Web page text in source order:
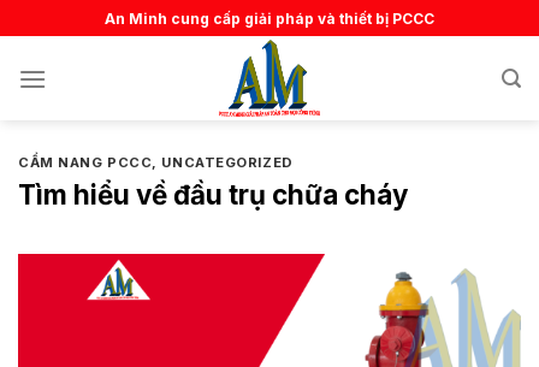
to
content
An Minh cung cấp giải pháp và thiết bị PCCC
CẨM NANG PCCC, UNCATEGORIZED
Tìm hiểu về đầu trụ chữa cháy